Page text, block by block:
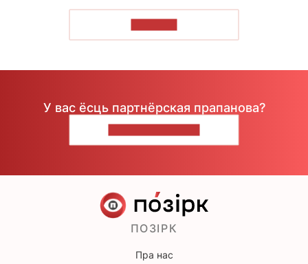
У вас ёсць партнёрская прапанова?
ПОЗІРК
Пра нас